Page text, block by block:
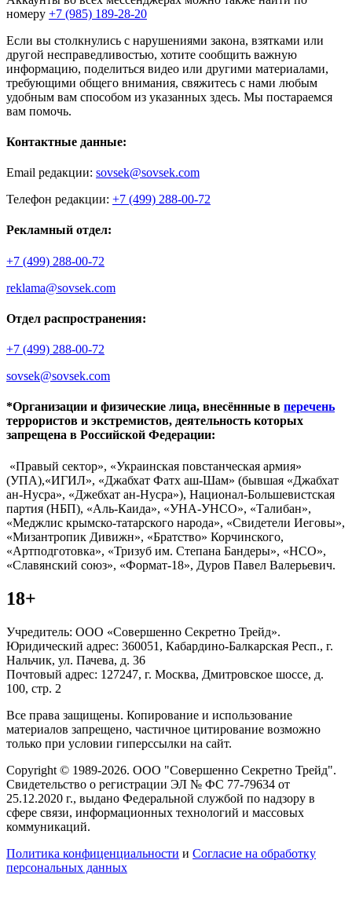
номеру +7 (985) 189-28-20
Если вы столкнулись с нарушениями закона, взятками или
другой несправедливостью, хотите сообщить важную
информацию, поделиться видео или другими материалами,
требующими общего внимания, свяжитесь с нами любым
удобным вам способом из указанных здесь. Мы постараемся
вам помочь.
Контактные данные:
Email редакции: sovsek@sovsek.com
Телефон редакции: +7 (499) 288-00-72
Рекламный отдел:
+7 (499) 288-00-72
reklama@sovsek.com
Отдел распространения:
+7 (499) 288-00-72
sovsek@sovsek.com
*Организации и физические лица, внесённные в перечень
террористов и экстремистов, деятельность которых
запрещена в Российской Федерации:
«Правый сектор», «Украинская повстанческая армия»
(УПА),«ИГИЛ», «Джабхат Фатх аш-Шам» (бывшая «Джабхат
ан-Нусра», «Джебхат ан-Нусра»), Национал-Большевистская
партия (НБП), «Аль-Каида», «УНА-УНСО», «Талибан»,
«Меджлис крымско-татарского народа», «Свидетели Иеговы»,
«Мизантропик Дивижн», «Братство» Корчинского,
«Артподготовка», «Тризуб им. Степана Бандеры», «НСО»,
«Славянский союз», «Формат-18», Дуров Павел Валерьевич.
18+
Учредитель: ООО «Совершенно Секретно Трейд».
Юридический адрес: 360051, Кабардино-Балкарская Респ., г.
Нальчик, ул. Пачева, д. 36
Почтовый адрес: 127247, г. Москва, Дмитровское шоссе, д.
100, стр. 2
Все права защищены. Копирование и использование
материалов запрещено, частичное цитирование возможно
только при условии гиперссылки на сайт.
Copyright © 1989-2026. ООО "Совершенно Секретно Трейд".
Свидетельство о регистрации ЭЛ № ФС 77-79634 от
25.12.2020 г., выдано Федеральной службой по надзору в
сфере связи, информационных технологий и массовых
коммуникаций.
Политика конфиценциальности и Согласие на обработку
персональных данных